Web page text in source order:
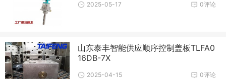
0评论
2025-05-17
山东泰丰智能供应顺序控制盖板TLFA0
16DB-7X
0评论
2025-04-15